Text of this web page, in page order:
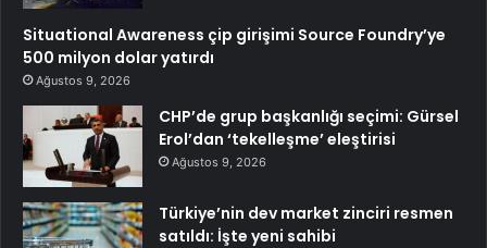
Situational Awareness çip girişimi Source Foundry’ye
500 milyon dolar yatırdı
Ağustos 9, 2026
CHP’de grup başkanlığı seçimi: Gürsel
Erol’dan ‘tekelleşme’ eleştirisi
Ağustos 9, 2026
Türkiye’nin dev market zinciri resmen
satıldı: İşte yeni sahibi